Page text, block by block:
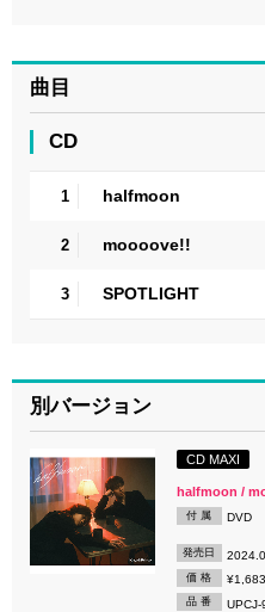
曲目
CD
1 halfmoon
2 moooove!!
3 SPOTLIGHT
別バージョン
CD MAXI
halfmoon /
付 属 DVD
発売日
価 格
品 番 UPCJ-